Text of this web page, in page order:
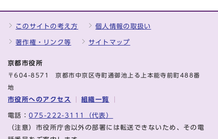
このサイトの考え方 個人情報の取扱い
著作権・リンク等 サイトマップ
京都市役所
〒604-8571 京都市中京区寺町通御池上る上本能寺前町488番
地
市役所へのアクセス 組織一覧
電話：075-222-3111（代表）
（注意）市役所庁舎以外の部署には転送できないため、その電